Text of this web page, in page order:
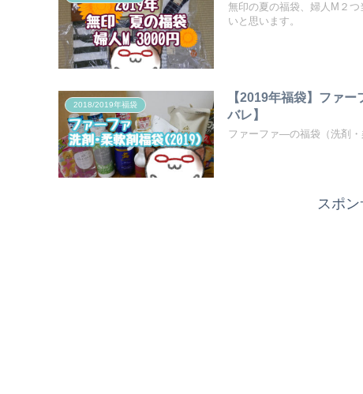
無印の夏の福袋、婦人M２
いと思います。
2018/2019年福袋
【2019年福袋】ファ
バレ】
ファーファ―の福袋（洗剤・
スポ